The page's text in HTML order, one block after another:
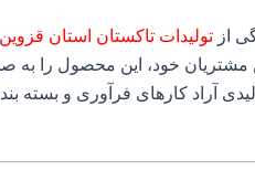
از تولیدات تاکستان استان قزوین
مشتریان خود، این محصول را
آراد کارهای فرآوری و بسته